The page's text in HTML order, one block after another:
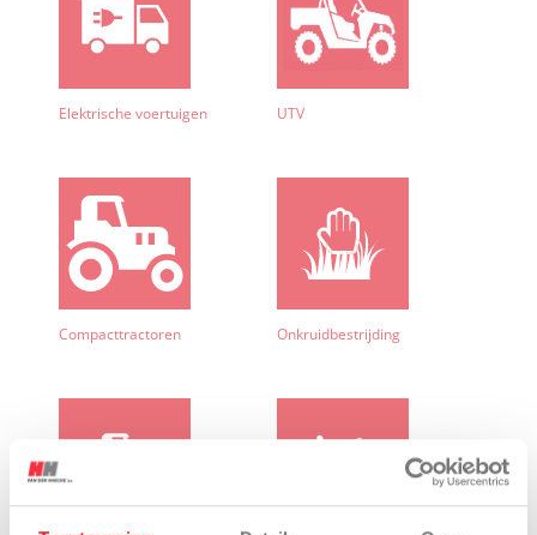
Elektrische voertuigen UTV
Compacttractoren Onkruidbestrijding